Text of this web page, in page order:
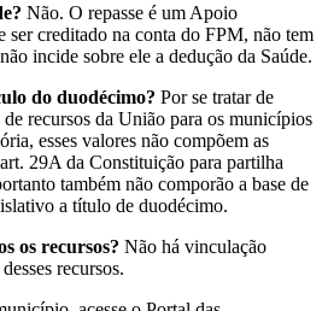
Não. O repasse é um Apoio
ser creditado na conta do FPM, não tem
incide sobre ele a dedução da Saúde.
do duodécimo? Por se tratar de
recursos da União para os municípios
esses valores não compõem as
29A da Constituição para partilha
também não comporão a base de
a título de duodécimo.
os recursos? Não há vinculação
recursos.